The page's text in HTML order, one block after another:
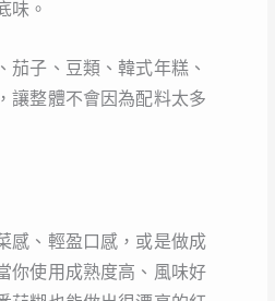
味。
茄子、豆類、韓式年糕、
讓整體不會因為配料太多
感、輕盈口感，或是做成
你使用成熟度高、風味好